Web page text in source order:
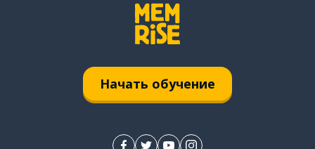
Начать обучение